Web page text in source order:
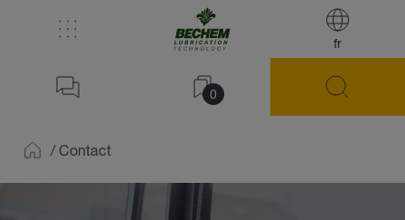
fr
0
/ Contact